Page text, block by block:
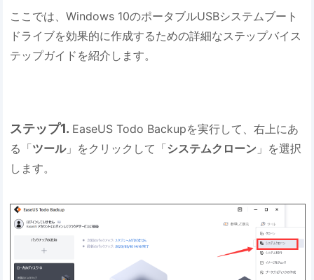
ここでは、Windows 10のポータブルUSBシステムブート
ドライブを効果的に作成するための詳細なステップバイス
テップガイドを紹介します。
ステップ1. EaseUS Todo Backupを実行して、右上にあ
る「ツール」をクリックして「システムクローン 」を選択
します。